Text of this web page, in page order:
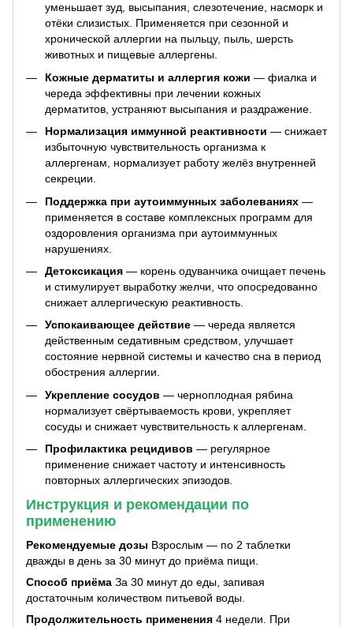
уменьшает зуд, высыпания, слезотечение, насморк и
отёки слизистых. Применяется при сезонной и
хронической аллергии на пыльцу, пыль, шерсть
животных и пищевые аллергены.
Кожные дерматиты и аллергия кожи — фиалка и
череда эффективны при лечении кожных
дерматитов, устраняют высыпания и раздражение.
Нормализация иммунной реактивности — снижает
избыточную чувствительность организма к
аллергенам, нормализует работу желёз внутренней
секреции.
Поддержка при аутоиммунных заболеваниях —
применяется в составе комплексных программ для
оздоровления организма при аутоиммунных
нарушениях.
Детоксикация — корень одуванчика очищает печень
и стимулирует выработку желчи, что опосредованно
снижает аллергическую реактивность.
Успокаивающее действие — череда является
действенным седативным средством, улучшает
состояние нервной системы и качество сна в период
обострения аллергии.
Укрепление сосудов — черноплодная рябина
нормализует свёртываемость крови, укрепляет
сосуды и снижает чувствительность к аллергенам.
Профилактика рецидивов — регулярное
применение снижает частоту и интенсивность
повторных аллергических эпизодов.
Инструкция и рекомендации по
применению
Рекомендуемые дозы Взрослым — по 2 таблетки
дважды в день за 30 минут до приёма пищи.
Способ приёма За 30 минут до еды, запивая
достаточным количеством питьевой воды.
Продолжительность применения 4 недели. При